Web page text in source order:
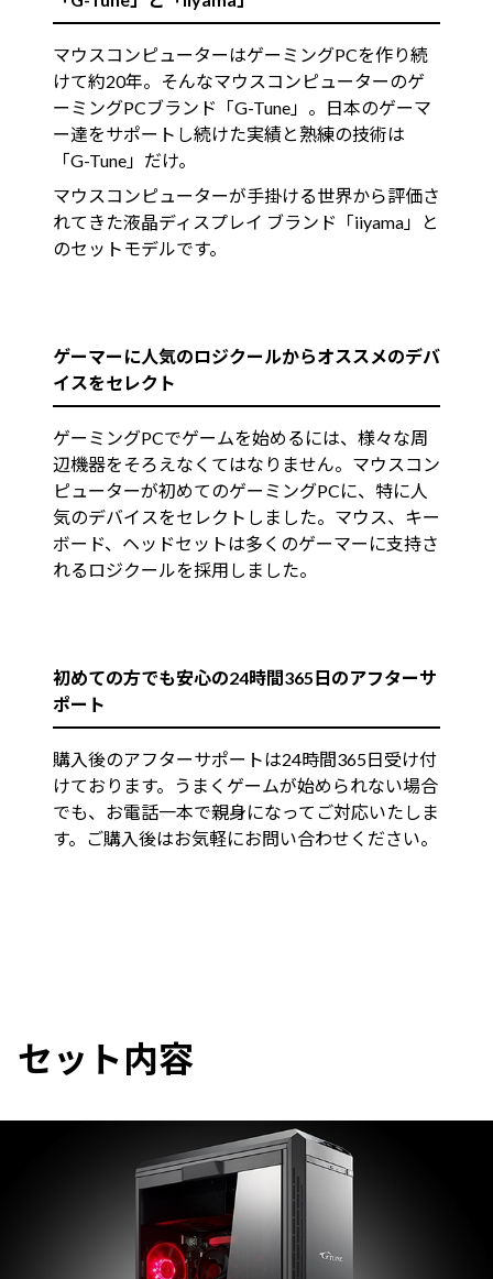
マウスコンピューターはゲーミングPCを作り続
けて約20年。そんなマウスコンピューターのゲ
ーミングPCブランド「G-Tune」。日本のゲーマ
ー達をサポートし続けた実績と熟練の技術は
「G-Tune」だけ。
マウスコンピューターが手掛ける世界から評価さ
れてきた液晶ディスプレイ ブランド「iiyama」と
のセットモデルです。
ゲーマーに人気のロジクールからオススメのデバ
イスをセレクト
ゲーミングPCでゲームを始めるには、様々な周
辺機器をそろえなくてはなりません。マウスコン
ピューターが初めてのゲーミングPCに、特に人
気のデバイスをセレクトしました。マウス、キー
ボード、ヘッドセットは多くのゲーマーに支持さ
れるロジクールを採用しました。
初めての方でも安心の24時間365日のアフターサ
ポート
購入後のアフターサポートは24時間365日受け付
けております。うまくゲームが始められない場合
でも、お電話一本で親身になってご対応いたしま
す。ご購入後はお気軽にお問い合わせください。
セット内容